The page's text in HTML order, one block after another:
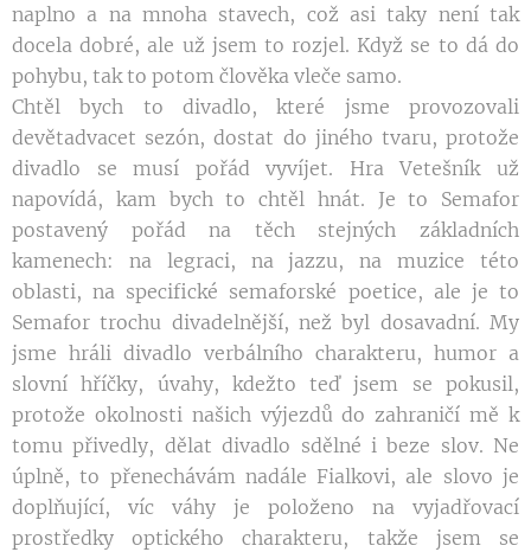
naplno a na mnoha stavech, což asi taky není tak
docela dobré, ale už jsem to rozjel. Když se to dá do
pohybu, tak to potom člověka vleče samo.
Chtěl bych to divadlo, které jsme provozovali
devětadvacet sezón, dostat do jiného tvaru, protože
divadlo se musí pořád vyvíjet. Hra Vetešník už
napovídá, kam bych to chtěl hnát. Je to Semafor
postavený pořád na těch stejných základních
kamenech: na legraci, na jazzu, na muzice této
oblasti, na specifické semaforské poetice, ale je to
Semafor trochu divadelnější, než byl dosavadní. My
jsme hráli divadlo verbálního charakteru, humor a
slovní hříčky, úvahy, kdežto teď jsem se pokusil,
protože okolnosti našich výjezdů do zahraničí mě k
tomu přivedly, dělat divadlo sdělné i beze slov. Ne
úplně, to přenechávám nadále Fialkovi, ale slovo je
doplňující, víc váhy je položeno na vyjadřovací
prostředky optického charakteru, takže jsem se